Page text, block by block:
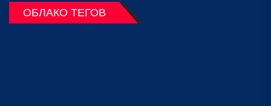
ОБЛАКО ТЕГОВ